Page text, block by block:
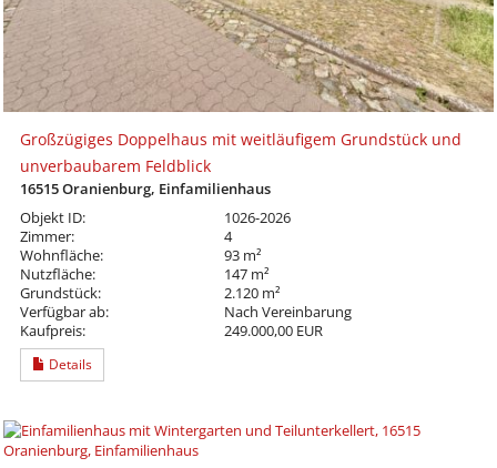
Großzügiges Doppelhaus mit weitläufigem Grundstück und
unverbaubarem Feldblick
16515 Oranienburg, Einfamilienhaus
Objekt ID:
1026-2026
Zimmer:
4
Wohnfläche:
93 m²
Nutzfläche:
147 m²
Grundstück:
2.120 m²
Verfügbar ab:
Nach Vereinbarung
Kaufpreis:
249.000,00 EUR
Details